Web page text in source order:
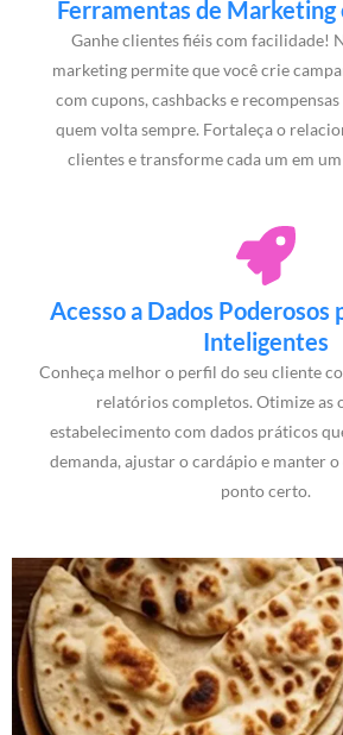
Ferramentas de Marketing
Ganhe clientes fiéis com facilidade!
marketing permite que você crie
com cupons, cashbacks e
quem volta sempre. Fortaleça o
clientes e transforme cada um em
Acesso a Dados Poderosos
Inteligentes
Conheça melhor o perfil do seu cliente
relatórios completos. Otimize as
estabelecimento com dados práticos
demanda, ajustar o cardápio e manter
ponto certo.